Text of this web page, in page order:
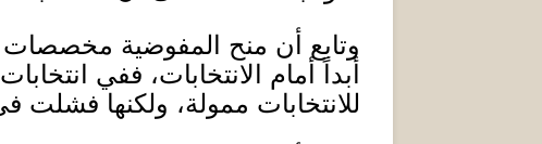
وتابع أن منح المفوضية مخصصات
أبداً أمام الانتخابات، ففي
للانتخابات ممولة، ولكنها فشلت